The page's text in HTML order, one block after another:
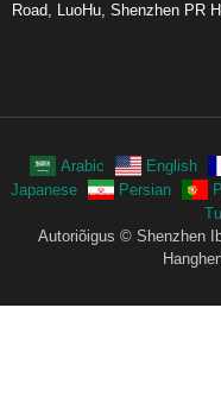
Road, LuoHu, Shenzhen PR
Arabic English
Japanese
Persian
Autoriõigus © Shenzhen